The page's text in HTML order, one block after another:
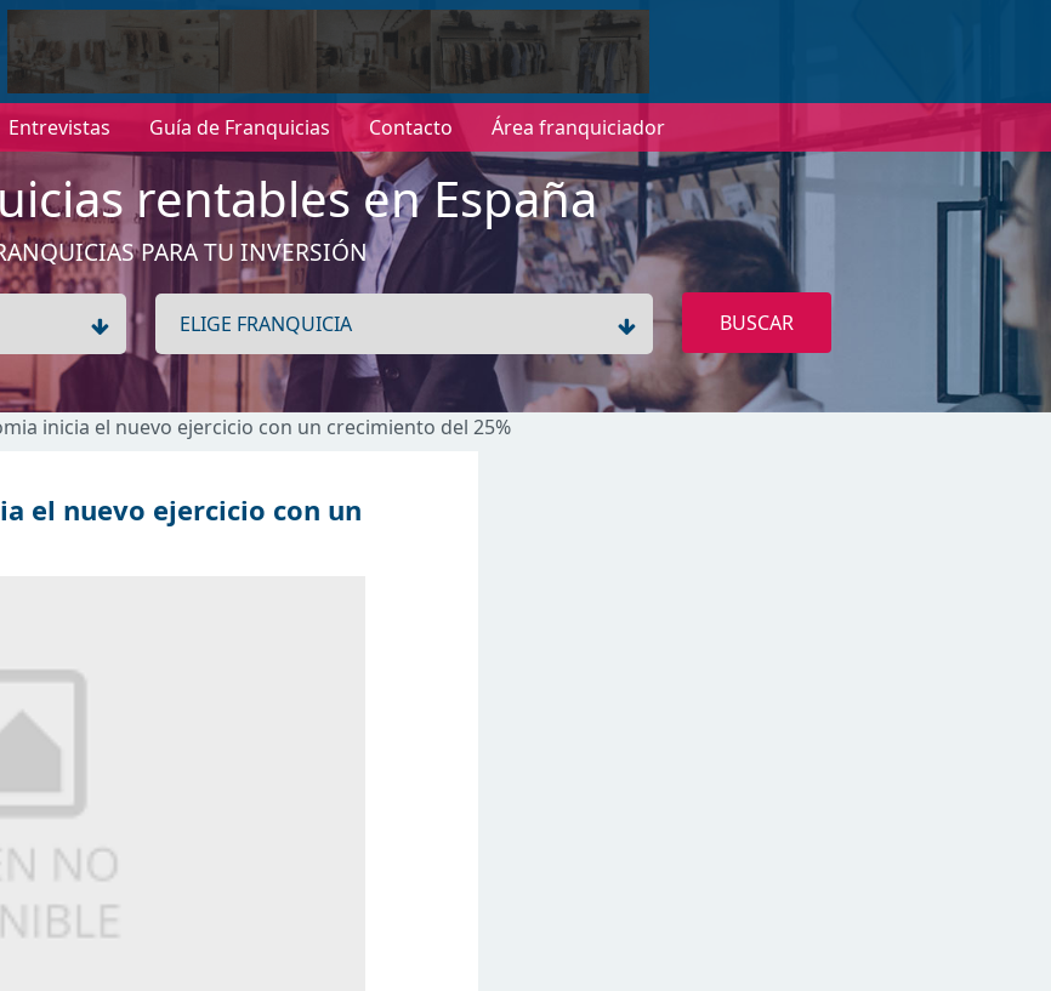
Entrevistas Guía de Franquicias Contacto Área franquiciador
rentables en España
PARA TU INVERSIÓN
BUSCAR
inicia el nuevo ejercicio con un crecimiento del 25%
el nuevo ejercicio con un